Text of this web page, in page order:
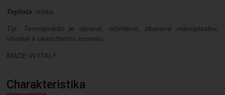
Teplota: nízka
Tip: Termoprádlo je oprané, ožehlené, zbavené mikroplastov,
vhodné k okamžitému noseniu.
MADE IN ITALY
Charakteristika